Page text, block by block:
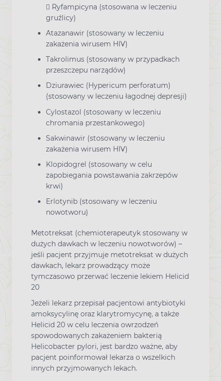
 Ryfampicyna (stosowana w leczeniu
gruźlicy)
Atazanawir (stosowany w leczeniu
zakażenia wirusem HIV)
Takrolimus (stosowany w przypadkach
przeszczepu narządów)
Dziurawiec (Hypericum perforatum)
(stosowany w leczeniu łagodnej depresji)
Cylostazol (stosowany w leczeniu
chromania przestankowego)
Sakwinawir (stosowany w leczeniu
zakażenia wirusem HIV)
Klopidogrel (stosowany w celu
zapobiegania powstawania zakrzepów
krwi)
Erlotynib (stosowany w leczeniu
nowotworu)
Metotreksat (chemioterapeutyk stosowany w
dużych dawkach w leczeniu nowotworów) –
jeśli pacjent przyjmuje metotreksat w dużych
dawkach, lekarz prowadzący może
tymczasowo przerwać leczenie lekiem Helicid
20
Jeżeli lekarz przepisał pacjentowi antybiotyki
amoksycylinę oraz klarytromycynę, a także
Helicid 20 w celu leczenia owrzodzeń
spowodowanych zakażeniem bakterią
Helicobacter pylori, jest bardzo ważne, aby
pacjent poinformował lekarza o wszelkich
innych przyjmowanych lekach.